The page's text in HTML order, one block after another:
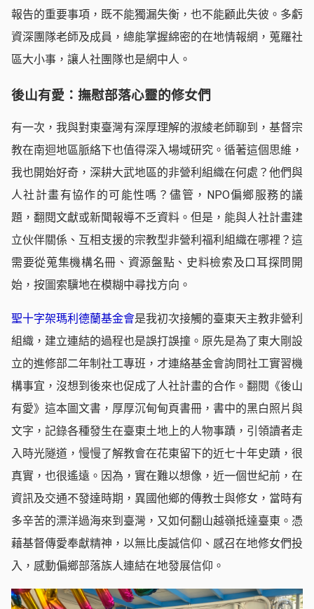
報告的重要事項，既不能獨漏失衡，也不能顧此失彼。多虧
資深團隊老師及成員，總能掌握綿密的在地情報網，蒐羅社
區大小事，讓人社團隊也是網中人。
後山有愛：撫慰部落心靈的修女們
有一次，我與對東臺灣有深厚理解的淑綾老師聊到，基督宗
教在南迴地區脈絡下也值得深入場域研究。循著這個思維，
我也開始好奇，深耕大武地區的非營利組織在何處？他們與
人社計畫有協作的可能性嗎？儘管，NPO偏鄉服務的議
題，翻閱文獻或新聞報導不乏資料。但是，能與人社計畫建
立伙伴關係、互相支援的宗教型非營利福利組織在哪裡？這
需要從蒐集機構名冊、資源盤點、史料檢索及口耳探問開
始，按圖索驥地在模糊中尋找方向。
聖十字架瑪利德蘭基金會是我初次接觸的臺東天主教非營利
組織，建立連結的過程也是誤打誤撞。原先是為了東大剛設
立的進修部二年制社工專班，才連絡基金會詢問社工實習機
構事宜，沒想到後來也促成了人社計畫的合作。翻閱《後山
有愛》這本圖文書，厚厚沉甸甸頁書冊，書中的黑白照片與
文字，記錄各種發生在臺東土地上的人物事蹟，引領讀者走
入時光隧道，慢慢了解教會在花東留下的近七十年史蹟，很
真實，也很遙遠。因為，實在難以想像，近一個世紀前，在
資訊及交通不發達時期，異國他鄉的傳教士與修女，當時有
多辛苦的漂洋過海來到臺灣，又如何翻山越嶺抵達臺東。憑
藉基督傳愛奉獻精神，以無比虔誠信仰、感召在地修女們投
入，感動偏鄉部落族人連結在地發展信仰。